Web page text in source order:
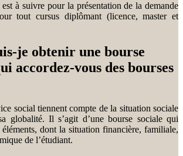
à suivre pour la présentation de la demande
tout cursus diplômant (licence, master et
je obtenir une bourse
accordez-vous des bourses
social tiennent compte de la situation sociale
globalité. Il s’agit d’une bourse sociale qui
dont la situation financière, familiale,
de l’étudiant.